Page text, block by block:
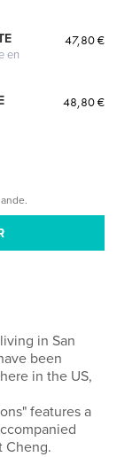
en
47,80 €
48,80 €
in San
been
in the US,
features a
Cheng.